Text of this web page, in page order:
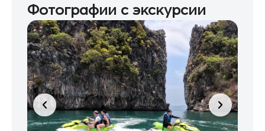
Фотографии с экскурсии